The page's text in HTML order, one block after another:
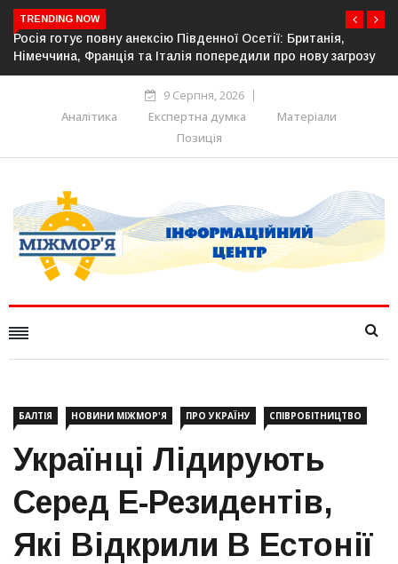
TRENDING NOW
Британія,
нову загрозу
Естонія посилює кордон із Росією:
прикордонної інфраструктури
9 Серпня, 2026
Аналітика
Експертна думка
Матеріали
Позиція
БАЛТІЯ НОВИНИ МІЖМОР'Я ПРО УКРАЇНУ СПІВРОБІТНИЦТВО
Українці Лідирують
Серед Е-Резидентів,
Які Відкрили В Естонії